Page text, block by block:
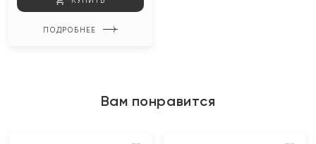
ПОДРОБНЕЕ
Вам понравится